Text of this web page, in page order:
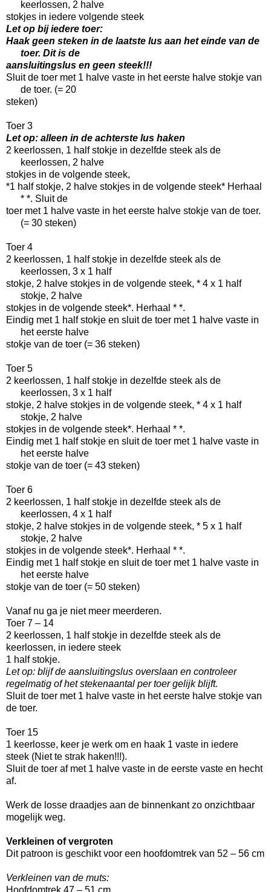
keerlossen, 2 halve
stokjes in iedere volgende steek
Let op bij iedere toer:
Haak geen steken in de laatste lus aan het einde van de
toer. Dit is de
aansluitingslus en geen steek!!!
Sluit de toer met 1 halve vaste in het eerste halve stokje van
de toer. (= 20
steken)
Toer 3
Let op: alleen in de achterste lus haken
2 keerlossen, 1 half stokje in dezelfde steek als de
keerlossen, 2 halve
stokjes in de volgende steek,
*1 half stokje, 2 halve stokjes in de volgende steek* Herhaal
* *. Sluit de
toer met 1 halve vaste in het eerste halve stokje van de toer.
(= 30 steken)
Toer 4
2 keerlossen, 1 half stokje in dezelfde steek als de
keerlossen, 3 x 1 half
stokje, 2 halve stokjes in de volgende steek, * 4 x 1 half
stokje, 2 halve
stokjes in de volgende steek*. Herhaal * *.
Eindig met 1 half stokje en sluit de toer met 1 halve vaste in
het eerste halve
stokje van de toer (= 36 steken)
Toer 5
2 keerlossen, 1 half stokje in dezelfde steek als de
keerlossen, 3 x 1 half
stokje, 2 halve stokjes in de volgende steek, * 4 x 1 half
stokje, 2 halve
stokjes in de volgende steek*. Herhaal * *.
Eindig met 1 half stokje en sluit de toer met 1 halve vaste in
het eerste halve
stokje van de toer (= 43 steken)
Toer 6
2 keerlossen, 1 half stokje in dezelfde steek als de
keerlossen, 4 x 1 half
stokje, 2 halve stokjes in de volgende steek, * 5 x 1 half
stokje, 2 halve
stokjes in de volgende steek*. Herhaal * *.
Eindig met 1 half stokje en sluit de toer met 1 halve vaste in
het eerste halve
stokje van de toer (= 50 steken)
Vanaf nu ga je niet meer meerderen.
Toer 7 – 14
2 keerlossen, 1 half stokje in dezelfde steek als de
keerlossen, in iedere steek
1 half stokje.
Let op: blijf de aansluitingslus overslaan en controleer
regelmatig of het stekenaantal per toer gelijk blijft.
Sluit de toer met 1 halve vaste in het eerste halve stokje van
de toer.
Toer 15
1 keerlosse, keer je werk om en haak 1 vaste in iedere
steek (Niet te strak haken!!!).
Sluit de toer af met 1 halve vaste in de eerste vaste en hecht
af.
Werk de losse draadjes aan de binnenkant zo onzichtbaar
mogelijk weg.
Verkleinen of vergroten
Dit patroon is geschikt voor een hoofdomtrek van 52 – 56 cm
Verkleinen van de muts:
Hoofdomtrek 47 – 51 cm